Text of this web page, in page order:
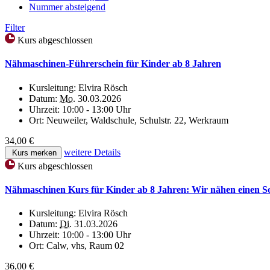
Nummer absteigend
Filter
Kurs abgeschlossen
Nähmaschinen-Führerschein für Kinder ab 8 Jahren
Kursleitung: Elvira Rösch
Datum: Mo. 30.03.2026
Uhrzeit: 10:00 - 13:00 Uhr
Ort: Neuweiler, Waldschule, Schulstr. 22, Werkraum
34,00 €
Kurs merken
weitere Details
Kurs abgeschlossen
Nähmaschinen Kurs für Kinder ab 8 Jahren: Wir nähen einen
Kursleitung: Elvira Rösch
Datum: Di. 31.03.2026
Uhrzeit: 10:00 - 13:00 Uhr
Ort: Calw, vhs, Raum 02
36,00 €